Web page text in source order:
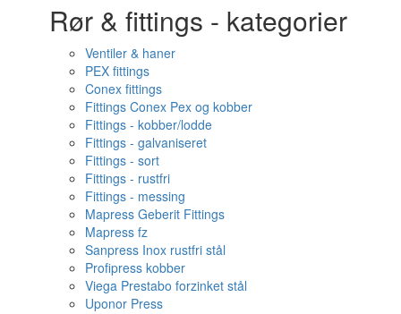
Rør & fittings - kategorier
Ventiler & haner
PEX fittings
Conex fittings
Fittings Conex Pex og kobber
Fittings - kobber/lodde
Fittings - galvaniseret
Fittings - sort
Fittings - rustfri
Fittings - messing
Mapress Geberit Fittings
Mapress fz
Sanpress Inox rustfri stål
Profipress kobber
Viega Prestabo forzinket stål
Uponor Press